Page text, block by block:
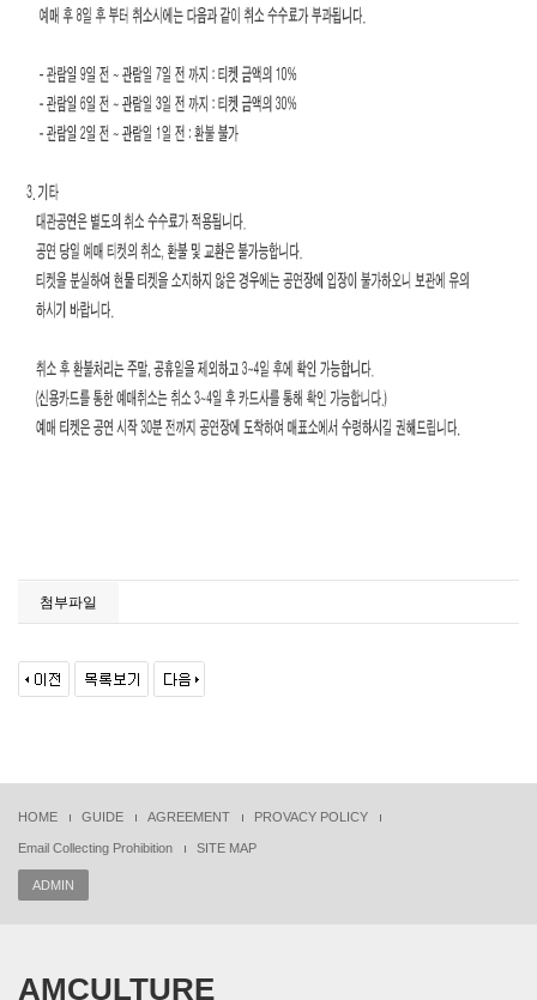
첨부파일
HOME GUIDE AGREEMENT PROVACY POLICY
Email Collecting Prohibition SITE MAP
ADMIN
AMCULTURE